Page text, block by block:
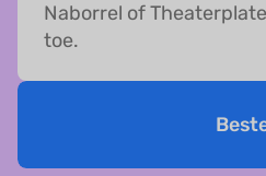
Naborrel of
toe.